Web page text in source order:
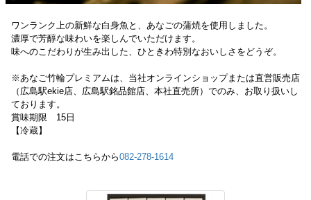
ワンランク上の新鮮な白身魚と、あなごの蒲焼を使用しました。
濃厚で芳醇な味わいを楽しんでいただけます。
味へのこだわりが生み出した、ひときわ特別なおいしさをどうぞ。
※あなご竹輪プレミアムは、当社オンラインショップまたは直営販売店
（広島駅ekie店、広島駅銘品館店、本社直売所）でのみ、お取り扱いし
ております。
賞味期限 15日
【冷蔵】
電話での注文はこちらから082-278-1614